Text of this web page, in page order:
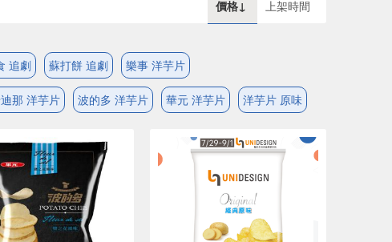
價格↓ 上架時間
追劇 蘇打餅 追劇 樂事 洋芋片
那 洋芋片 波的多 洋芋片 華元 洋芋片 洋芋片 原味